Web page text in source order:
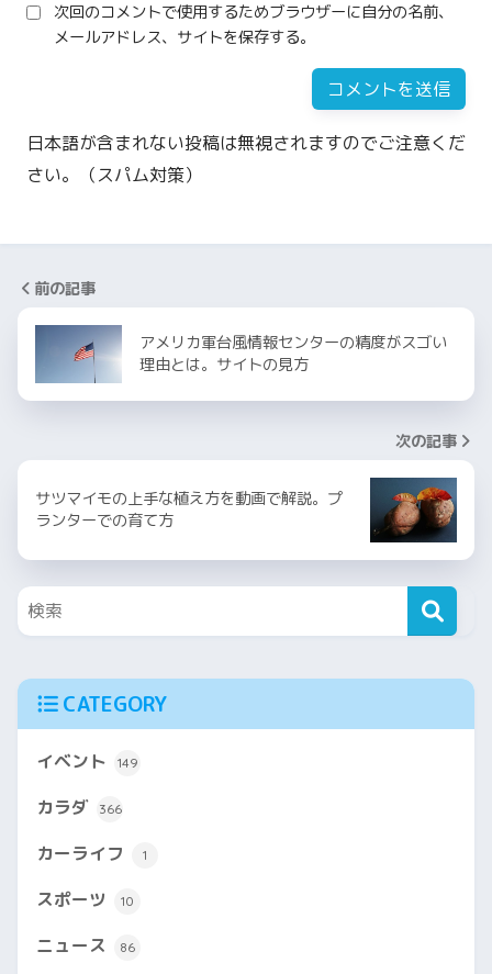
次回のコメントで使用するためブラウザーに自分の名前、
メールアドレス、サイトを保存する。
日本語が含まれない投稿は無視されますのでご注意くだ
さい。（スパム対策）
前の記事
アメリカ軍台風情報センターの精度がスゴい
理由とは。サイトの見方
次の記事
サツマイモの上手な植え方を動画で解説。プ
ランターでの育て方
CATEGORY
イベント 149
カラダ 366
カーライフ 1
スポーツ 10
ニュース 86